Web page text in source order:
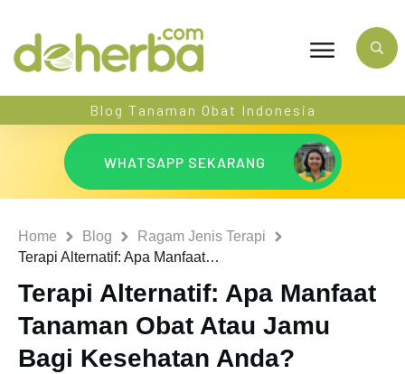
Blog Tanaman Obat Indonesia
WHATSAPP SEKARANG
Home Blog
Ragam Jenis Terapi
Terapi Alternatif: Apa Manfaat Tanaman Obat Atau Jamu Bagi Kesehatan Anda?
Terapi Alternatif: Apa Manfaat
Tanaman Obat Atau Jamu
Bagi Kesehatan Anda?